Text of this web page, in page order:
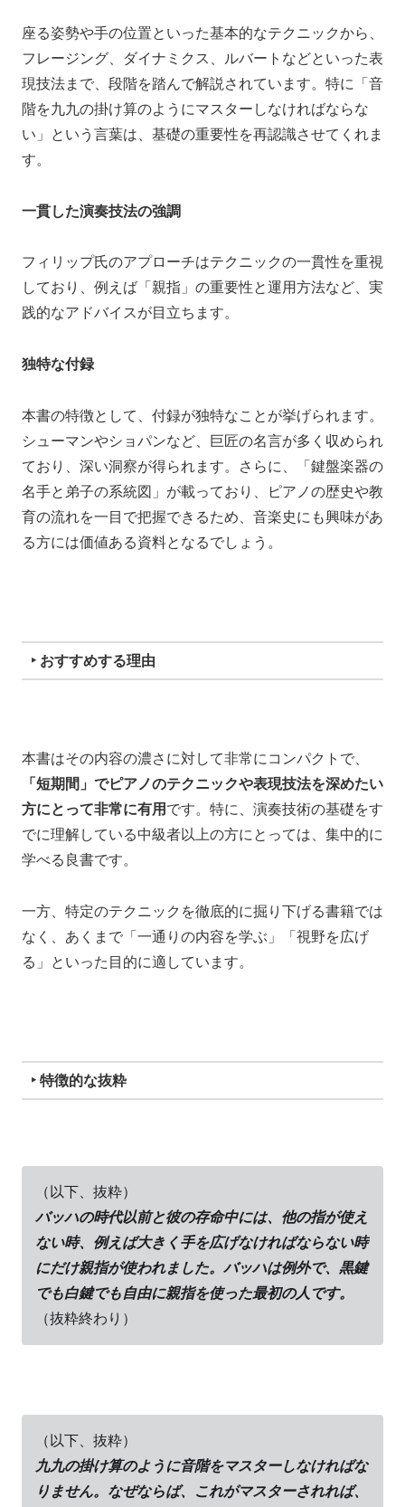
座る姿勢や手の位置といった基本的なテクニックから、
フレージング、ダイナミクス、ルバートなどといった表
現技法まで、段階を踏んで解説されています。特に「音
階を九九の掛け算のようにマスターしなければならな
い」という言葉は、基礎の重要性を再認識させてくれま
す。
一貫した演奏技法の強調
フィリップ氏のアプローチはテクニックの一貫性を重視
しており、例えば「親指」の重要性と運用方法など、実
践的なアドバイスが目立ちます。
独特な付録
本書の特徴として、付録が独特なことが挙げられます。
シューマンやショパンなど、巨匠の名言が多く収められ
ており、深い洞察が得られます。さらに、「鍵盤楽器の
名手と弟子の系統図」が載っており、ピアノの歴史や教
育の流れを一目で把握できるため、音楽史にも興味があ
る方には価値ある資料となるでしょう。
‣ おすすめする理由
本書はその内容の濃さに対して非常にコンパクトで、
「短期間」でピアノのテクニックや表現技法を深めたい
方にとって非常に有用 です。特に、演奏技術の基礎をす
でに理解している中級者以上の方にとっては、集中的に
学べる良書です。
一方、特定のテクニックを徹底的に掘り下げる書籍では
なく、あくまで「一通りの内容を学ぶ」「視野を広げ
る」といった目的に適しています。
‣ 特徴的な抜粋
（以下、抜粋）
バッハの時代以前と彼の存命中には、他の指が使え
ない時、例えば大きく手を広げなければならない時
にだけ親指が使われました。バッハは例外で、黒鍵
でも白鍵でも自由に親指を使った最初の人です。
（抜粋終わり）
（以下、抜粋）
九九の掛け算のように音階をマスターしなければな
りません。なぜならば、これがマスターされれば、